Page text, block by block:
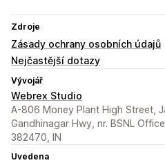
Zdroje
Zásady ochrany osobních údajů
Nejčastější dotazy
Vývojář
Webrex Studio
A-806 Money Plant High Street,
Gandhinagar Hwy, nr. BSNL
382470, IN
Uvedena